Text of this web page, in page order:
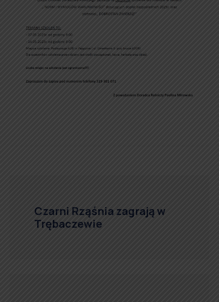
Czarni Rząśnia zagrają w
Trębaczewie